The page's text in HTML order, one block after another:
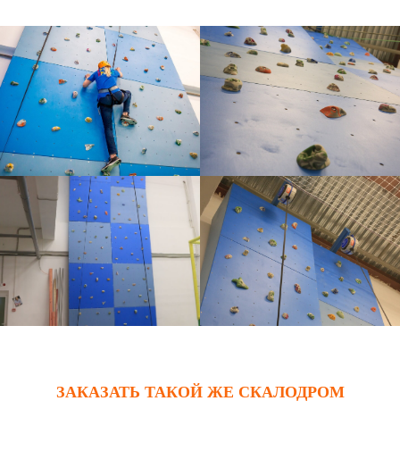
ПАРКА «КРЫЛЬЯ»
ЗАКАЗАТЬ ТАКОЙ ЖЕ СКАЛОДРОМ